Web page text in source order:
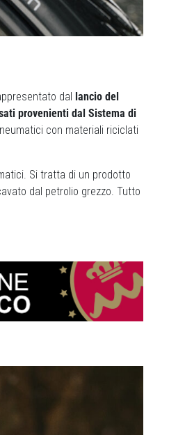
dal lancio del
provenienti dal Sistema di
con materiali riciclati
Si tratta di un prodotto
dal petrolio grezzo. Tutto